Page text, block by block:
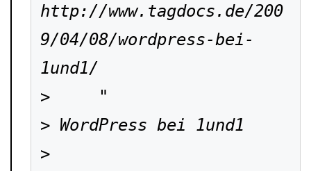
http://www.tagdocs.de/200
9/04/08/wordpress-bei-
1und1/
>     "
> WordPress bei 1und1
>